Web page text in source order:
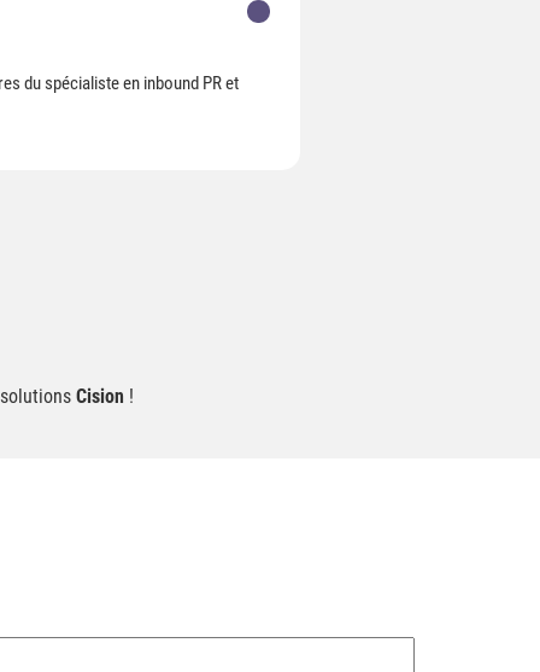
du spécialiste en inbound PR et
Cision !